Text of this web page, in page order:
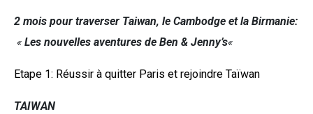
2 mois pour traverser Taiwan, le Cambodge et la Birmanie:
« Les nouvelles aventures de Ben & Jenny’s«
Etape 1: Réussir à quitter Paris et rejoindre Taïwan
TAIWAN